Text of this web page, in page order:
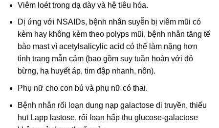
Viêm loét trong dạ dày và hệ tiêu hóa.
Dị ứng với NSAIDs, bệnh nhân suyễn bị viêm mũi có
kèm hay không kèm theo polyps mũi, bệnh nhân tăng tế
bào mast vì acetylsalicylic acid có thể làm nặng hơn
tình trạng mẫn cảm (bao gồm suy tuần hoàn với đỏ
bừng, hạ huyết áp, tim đập nhanh, nôn).
Phụ nữ cho con bú và phụ nữ có thai.
Bệnh nhân rối loạn dung nạp galactose di truyền, thiếu
hụt Lapp lastose, rối loạn hấp thu glucose-galactose